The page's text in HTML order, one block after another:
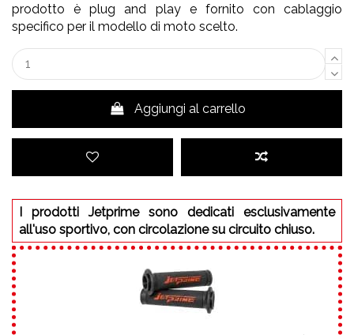
prodotto è plug and play e fornito con cablaggio
specifico per il modello di moto scelto.
Aggiungi al carrello
I prodotti Jetprime sono dedicati esclusivamente
all'uso sportivo, con circolazione su circuito chiuso.